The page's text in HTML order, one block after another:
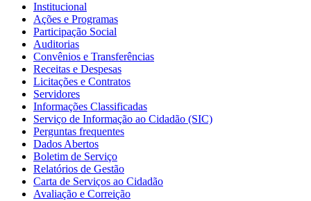
Institucional
Ações e Programas
Participação Social
Auditorias
Convênios e Transferências
Receitas e Despesas
Licitações e Contratos
Servidores
Informações Classificadas
Serviço de Informação ao Cidadão (SIC)
Perguntas frequentes
Dados Abertos
Boletim de Serviço
Relatórios de Gestão
Carta de Serviços ao Cidadão
Avaliação e Correição